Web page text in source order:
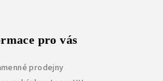
pro vás
prodejny